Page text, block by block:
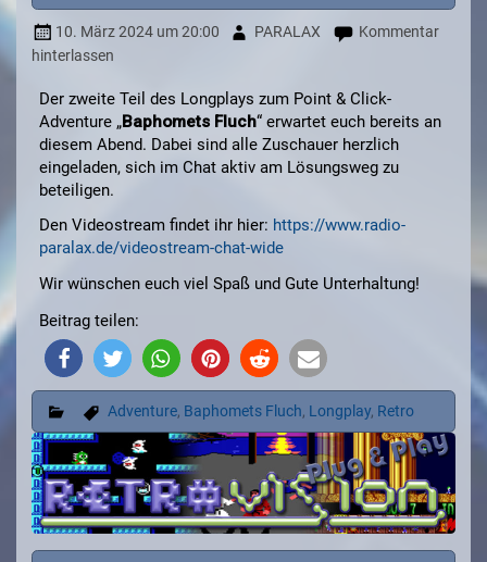
10. März 2024um 20:00 PARALAX
Kommentar
hinterlassen
Der zweite Teil des Longplays zum Point & Click-
Adventure „Baphomets Fluch“ erwartet euch bereits an
diesem Abend. Dabei sind alle Zuschauer herzlich
eingeladen, sich im Chat aktiv am Lösungsweg zu
beteiligen.
Den Videostream findet ihr hier: https://www.radio-
paralax.de/videostream-chat-wide
Wir wünschen euch viel Spaß und Gute Unterhaltung!
Beitrag teilen:
Adventure, Baphomets Fluch, Longplay, Retro